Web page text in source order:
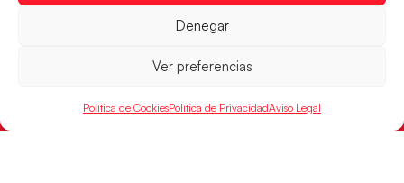
Denegar
Ver preferencias
Política de CookiesPolítica de PrivacidadAviso Legal
RFEBM © 2024. Todos los derechos reservados –
Desarrollado por